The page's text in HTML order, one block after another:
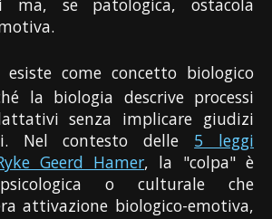
ma, se patologica, ostacola
come concetto biologico
la biologia descrive processi
senza implicare giudizi
Nel contesto delle 5 leggi
Geerd Hamer, la "colpa" è
o culturale che
attivazione biologico-emotiva,